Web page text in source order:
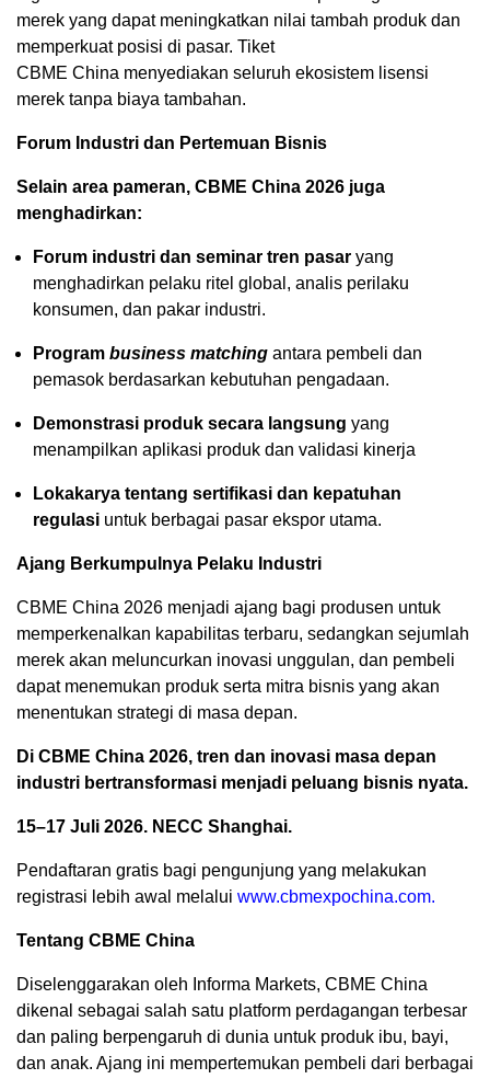
merek yang dapat meningkatkan nilai tambah produk dan
memperkuat posisi di pasar. Tiket
CBME China menyediakan seluruh ekosistem lisensi
merek tanpa biaya tambahan.
Forum Industri dan Pertemuan Bisnis
Selain area pameran, CBME China 2026 juga
menghadirkan:
Forum industri dan seminar tren pasar yang
menghadirkan pelaku ritel global, analis perilaku
konsumen, dan pakar industri.
Program business matching antara pembeli dan
pemasok berdasarkan kebutuhan pengadaan.
Demonstrasi produk secara langsung yang
menampilkan aplikasi produk dan validasi kinerja
Lokakarya tentang sertifikasi dan kepatuhan
regulasi untuk berbagai pasar ekspor utama.
Ajang Berkumpulnya Pelaku Industri
CBME China 2026 menjadi ajang bagi produsen untuk
memperkenalkan kapabilitas terbaru, sedangkan sejumlah
merek akan meluncurkan inovasi unggulan, dan pembeli
dapat menemukan produk serta mitra bisnis yang akan
menentukan strategi di masa depan.
Di CBME China 2026, tren dan inovasi masa depan
industri bertransformasi menjadi peluang bisnis nyata.
15–17 Juli 2026. NECC Shanghai.
Pendaftaran gratis bagi pengunjung yang melakukan
registrasi lebih awal melalui www.cbmexpochina.com.
Tentang CBME China
Diselenggarakan oleh Informa Markets, CBME China
dikenal sebagai salah satu platform perdagangan terbesar
dan paling berpengaruh di dunia untuk produk ibu, bayi,
dan anak. Ajang ini mempertemukan pembeli dari berbagai